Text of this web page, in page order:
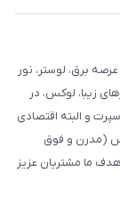
برق، لوستر، نور
زیبا، لوکس، در
و البته اقتصادی
(مدرن و فوق
ما مشتریان عزیز